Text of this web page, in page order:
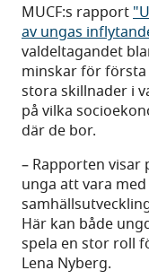
MUCF:s rapport
av ungas
valdeltagandet
minskar för första
stora skillnader i
på vilka
där de bor.
– Rapporten
unga att vara
Här kan både
spela en stor roll
Lena Nyberg.